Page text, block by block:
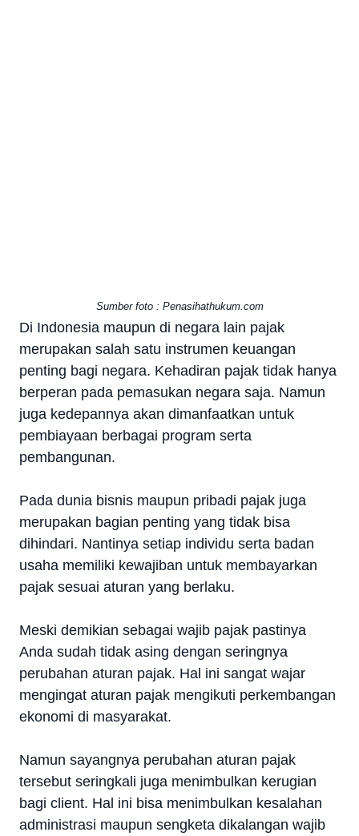
Sumber foto : Penasihathukum.com
Di Indonesia maupun di negara lain pajak
merupakan salah satu instrumen keuangan
penting bagi negara. Kehadiran pajak tidak hanya
berperan pada pemasukan negara saja. Namun
juga kedepannya akan dimanfaatkan untuk
pembiayaan berbagai program serta
pembangunan.
Pada dunia bisnis maupun pribadi pajak juga
merupakan bagian penting yang tidak bisa
dihindari. Nantinya setiap individu serta badan
usaha memiliki kewajiban untuk membayarkan
pajak sesuai aturan yang berlaku.
Meski demikian sebagai wajib pajak pastinya
Anda sudah tidak asing dengan seringnya
perubahan aturan pajak. Hal ini sangat wajar
mengingat aturan pajak mengikuti perkembangan
ekonomi di masyarakat.
Namun sayangnya perubahan aturan pajak
tersebut seringkali juga menimbulkan kerugian
bagi client. Hal ini bisa menimbulkan kesalahan
administrasi maupun sengketa dikalangan wajib